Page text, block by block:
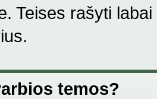
Teises rašyti
temos?